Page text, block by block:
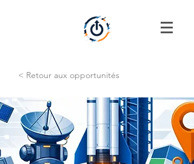
< Retour aux opportunités